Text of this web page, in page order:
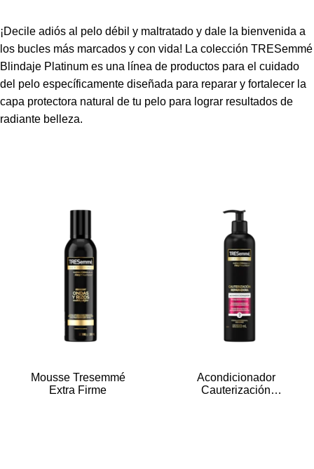
¡Decile adiós al pelo débil y maltratado y dale la bienvenida a
los bucles más marcados y con vida! La colección TRESemmé
Blindaje Platinum es una línea de productos para el cuidado
del pelo específicamente diseñada para reparar y fortalecer la
capa protectora natural de tu pelo para lograr resultados de
radiante belleza.
Mousse Tresemmé
Extra Firme
Acondicionador
Cauterización